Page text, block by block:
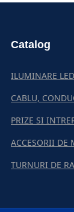
Catalog
ILUMINARE LED
CABLU,
PRIZE SI
ACCESORII DE
TURNURI DE